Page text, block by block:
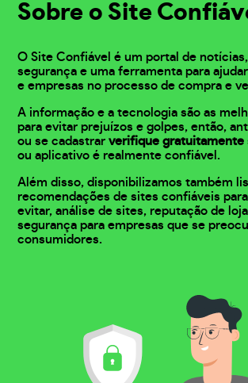
Sobre o Site
O Site Confiável é um portal de
segurança e uma ferramenta para
e empresas no processo de compra e
A informação e a tecnologia são as
para evitar prejuízos e golpes, então,
ou se cadastrarverifique gratuitamente
ou aplicativo é realmente confiável.
Além disso, disponibilizamos também
recomendações de sites confiáveis
evitar, análise de sites, reputação de
segurança para empresas que se
consumidores.